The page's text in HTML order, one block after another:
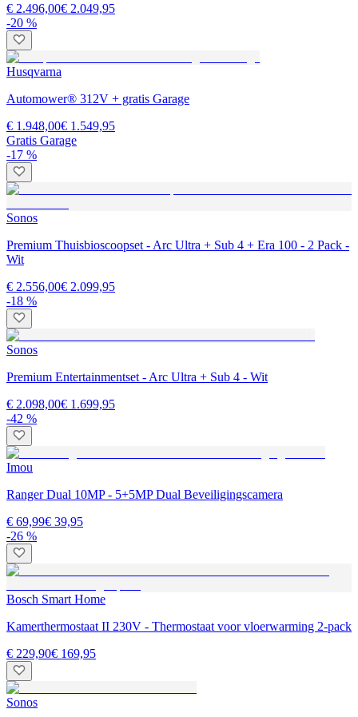
€ 2.496,00€ 2.049,95
-20 %
Husqvarna
Automower® 312V + gratis Garage
€ 1.948,00€ 1.549,95
Gratis Garage
-17 %
Sonos
Premium Thuisbioscoopset - Arc Ultra + Sub 4 + Era 100 - 2 Pack -
Wit
€ 2.556,00€ 2.099,95
-18 %
Sonos
Premium Entertainmentset - Arc Ultra + Sub 4 - Wit
€ 2.098,00€ 1.699,95
-42 %
Imou
Ranger Dual 10MP - 5+5MP Dual Beveiligingscamera
€ 69,99€ 39,95
-26 %
Bosch Smart Home
Kamerthermostaat II 230V - Thermostaat voor vloerwarming 2-pack
€ 229,90€ 169,95
Sonos